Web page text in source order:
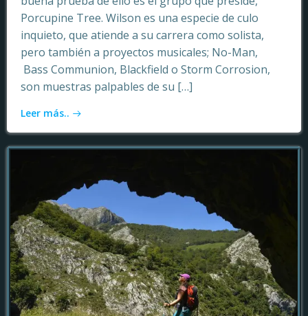
Porcupine Tree. Wilson es una especie de culo
inquieto, que atiende a su carrera como solista,
pero también a proyectos musicales; No-Man,
Bass Communion, Blackfield o Storm Corrosion,
son muestras palpables de su […]
Leer más..